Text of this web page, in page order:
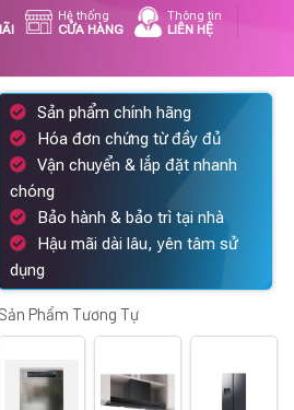
Hệ thống
CỬA HÀNG
Thông tin
LIÊN HỆ
Sản phẩm chính hãng
Hóa đơn chứng từ đầy đủ
Vận chuyển & lắp đặt nhanh
chóng
Bảo hành & bảo trì tại nhà
Hậu mãi dài lâu, yên tâm sử
dụng
Sản Phẩm Tương Tự